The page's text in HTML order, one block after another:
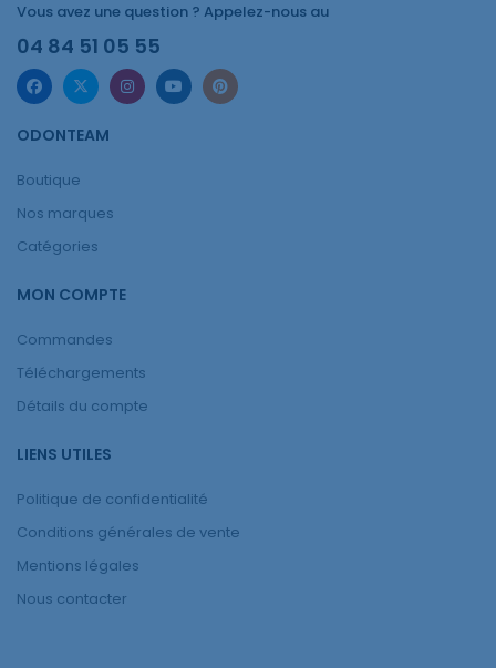
Vous avez une question ? Appelez-nous au
04 84 51 05 55
ODONTEAM
Boutique
Nos marques
Catégories
MON COMPTE
Commandes
Téléchargements
Détails du compte
LIENS UTILES
Politique de confidentialité
Conditions générales de vente
Mentions légales
Nous contacter